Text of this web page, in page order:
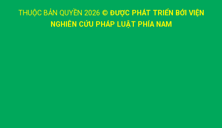
THUỘC BẢN QUYỀN 2026 © ĐƯỢC PHÁT TRIỂN BỚI VIỆN
NGHIÊN CỨU PHÁP LUẬT PHÍA NAM